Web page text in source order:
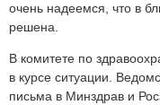
очень надеемся, что в
решена.
В комитете по
в курсе ситуации.
письма в Минздрав и